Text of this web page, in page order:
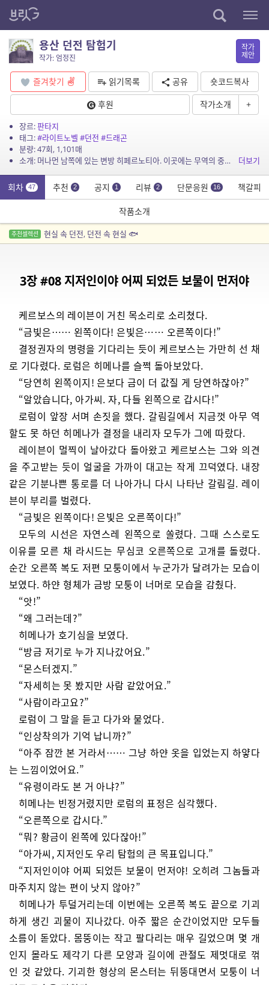
용산 던전 탐험기
작가: 엄정진
작가
제안
즐겨찾기 읽기목록 공유
숏코드복사
후원
작가소개 +
장르:판타지
태그:#라이트노벨 #던전 #드래곤
분량: 47회, 1,101매
소개: 머나먼 남쪽에 있는 변방 히페르노티아. 이곳에는 무역의 중심지이자 던전 모험자들의 거점으로 유명한 거대 도시 드라코로스가 있다. 인간과 드래곤이 공존하던 시대는 천 년도 더 전에 ...
더보기
회차 47 추천 2 공지 1 리뷰 2 단문응원 16 책갈피
작품소개
추천셀렉션 현실 속 던전, 던전 속 현실 🐟
3장 #08 지저인이야 어찌 되었든 보물이 먼저야
케르보스의 레이븐이 거친 목소리로 소리쳤다.
“금빛은…… 왼쪽이다! 은빛은…… 오른쪽이다!”
결정권자의 명령을 기다리는 듯이 케르보스는 가만히 선 채
로 기다렸다. 로럼은 히메나를 슬쩍 돌아보았다.
“당연히 왼쪽이지! 은보다 금이 더 값질 게 당연하잖아?”
“알았습니다, 아가씨. 자, 다들 왼쪽으로 갑시다!”
로럼이 앞장 서며 손짓을 했다. 갈림길에서 지금껏 아무 역
할도 못 하던 히메나가 결정을 내리자 모두가 그에 따랐다.
레이븐이 멀찍이 날아갔다 돌아왔고 케르보스는 그와 의견
을 주고받는 듯이 얼굴을 가까이 대고는 작게 끄덕였다. 내장
같은 기분나쁜 통로를 더 나아가니 다시 나타난 갈림길. 레이
븐이 부리를 벌렸다.
“금빛은 왼쪽이다! 은빛은 오른쪽이다!”
모두의 시선은 자연스레 왼쪽으로 쏠렸다. 그때 스스로도
이유를 모른 채 라시드는 무심코 오른쪽으로 고개를 돌렸다.
순간 오른쪽 복도 저편 모퉁이에서 누군가가 달려가는 모습이
보였다. 하얀 형체가 금방 모퉁이 너머로 모습을 감췄다.
“앗!”
“왜 그러는데?”
히메나가 호기심을 보였다.
“방금 저기로 누가 지나갔어요.”
“몬스터겠지.”
“자세히는 못 봤지만 사람 같았어요.”
“사람이라고요?”
로럼이 그 말을 듣고 다가와 물었다.
“인상착의가 기억 납니까?”
“아주 잠깐 본 거라서…… 그냥 하얀 옷을 입었는지 하얗다
는 느낌이었어요.”
“유령이라도 본 거 아냐?”
히메나는 빈정거렸지만 로럼의 표정은 심각했다.
“오른쪽으로 갑시다.”
“뭐? 황금이 왼쪽에 있다잖아!”
“아가씨, 지저인도 우리 탐험의 큰 목표입니다.”
“지저인이야 어찌 되었든 보물이 먼저야! 오히려 그놈들과
마주치지 않는 편이 낫지 않아?”
히메나가 투덜거리는데 이번에는 오른쪽 복도 끝으로 기괴
하게 생긴 괴물이 지나갔다. 아주 짧은 순간이었지만 모두들
소름이 돋았다. 몸뚱이는 작고 팔다리는 매우 길었으며 몇 개
인지 몰라도 제각기 다른 모양과 길이에 관절도 제멋대로 꺾
인 것 같았다. 기괴한 형상의 몬스터는 뒤뚱대면서 모퉁이 너